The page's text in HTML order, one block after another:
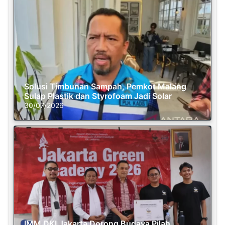
Solusi Timbunan Sampah, Pemkot Malang
Sulap Plastik dan Styrofoam Jadi Solar
30/07/2026